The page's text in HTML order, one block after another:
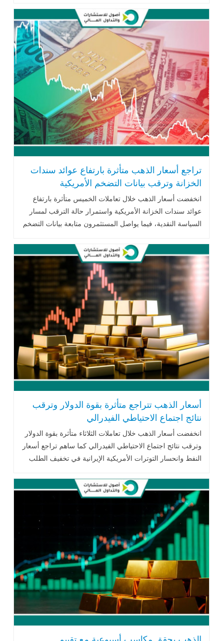
التوترات الجيوسياسية في الشرق الأوسط.
تراجع أسعار الذهب متأثرة بارتفاع عوائد سندات
الخزانة وترقب بيانات التضخم الأمريكية
انخفضت أسعار الذهب خلال تعاملات الخميس متأثرة بارتفاع
عوائد سندات الخزانة الأمريكية واستمرار حالة الترقب لمسار
السياسة النقدية، فيما يواصل المستثمرون متابعة بيانات التضخم
الاتجاه المقبل للمعدن النفيس.
أسعار الذهب تتراجع متأثرة بقوة الدولار وترقب
نتائج اجتماع الاحتياطي الفيدرالي
انخفضت أسعار الذهب خلال تعاملات الثلاثاء متأثرة بقوة الدولار
وترقب نتائج اجتماع الاحتياطي الفيدرالي كما ساهم تراجع أسعار
النفط وانحسار التوترات الأمريكية الإيرانية في تخفيف الطلب